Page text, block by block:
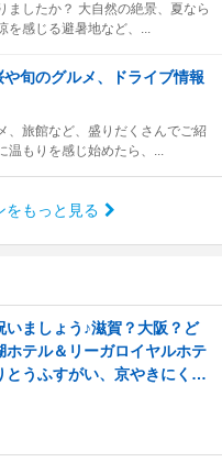
ましたか？ 大自然の絶景、夏なら
を感じる避暑地など、...
旬のグルメ、ドライブ情報
、旅館など、盛りだくさんでご紹
温もりを感じ始めたら、...
をもっと見る
いましょう♪滋賀？大阪？ど
ホテル＆リーガロイヤルホテ
とうふすがい、京やきにく弘